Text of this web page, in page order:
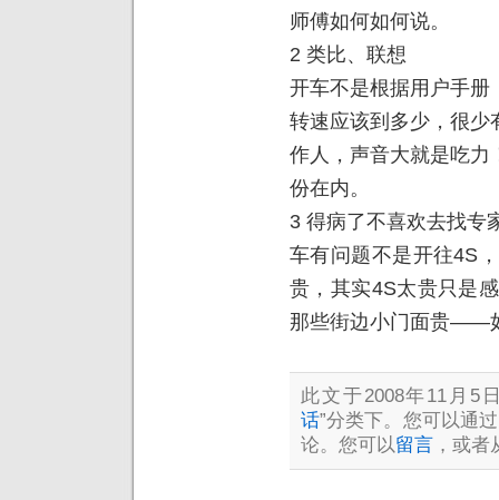
师傅如何如何说。
2 类比、联想
开车不是根据用户手册
转速应该到多少，很少
作人，声音大就是吃力
份在内。
3 得病了不喜欢去找专
车有问题不是开往4S
贵，其实4S太贵只是
那些街边小门面贵——
此文于2008年11月5
话”分类下。您可以通过
论。您可以留言 ，或